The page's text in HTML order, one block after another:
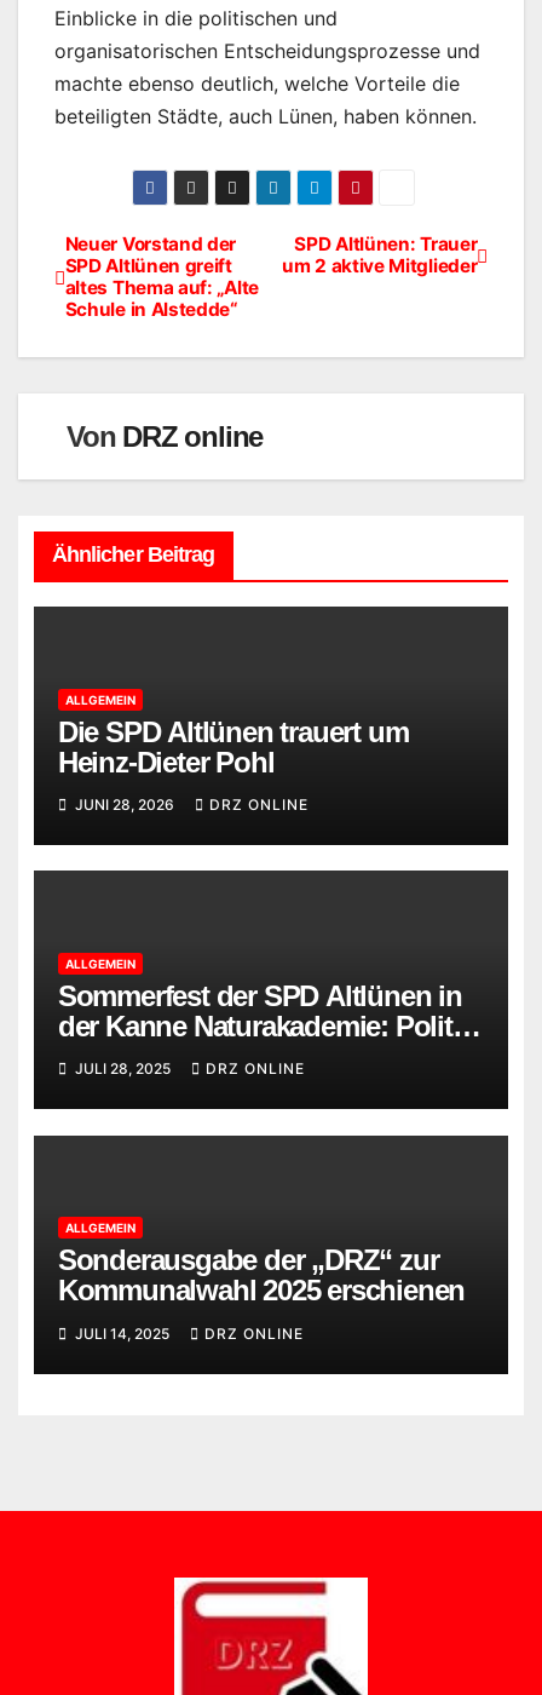
Einblicke in die politischen und
organisatorischen Entscheidungsprozesse und
machte ebenso deutlich, welche Vorteile die
beteiligten Städte, auch Lünen, haben können.
BeitragsnavigationSPD Altlünen: Trauer
um 2 aktive Mitglieder
Neuer Vorstand der
SPD Altlünen greift
altes Thema auf: „Alte
Schule in Alstedde“
Von DRZ online
Ähnlicher Beitrag
ALLGEMEIN
Die SPD Altlünen trauert um
Heinz-Dieter Pohl
JUNI 28, 2026 DRZ ONLINE
ALLGEMEIN
Sommerfest der SPD Altlünen in
der Kanne Naturakademie: Politik
trifft auf Brot, Bildung und
Begegnung
JULI 28, 2025 DRZ ONLINE
ALLGEMEIN
Sonderausgabe der „DRZ“ zur
Kommunalwahl 2025 erschienen
JULI 14, 2025 DRZ ONLINE